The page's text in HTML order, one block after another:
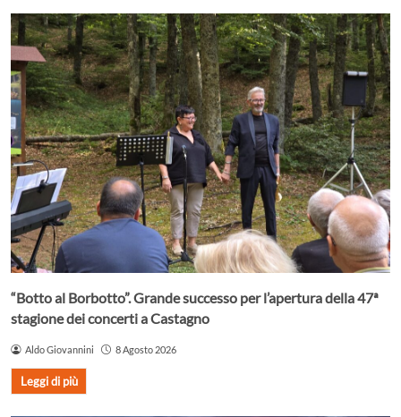
“Botto al Borbotto”. Grande successo per l’apertura della 47ª
stagione dei concerti a Castagno
Aldo Giovannini 8 Agosto 2026
Leggi di più